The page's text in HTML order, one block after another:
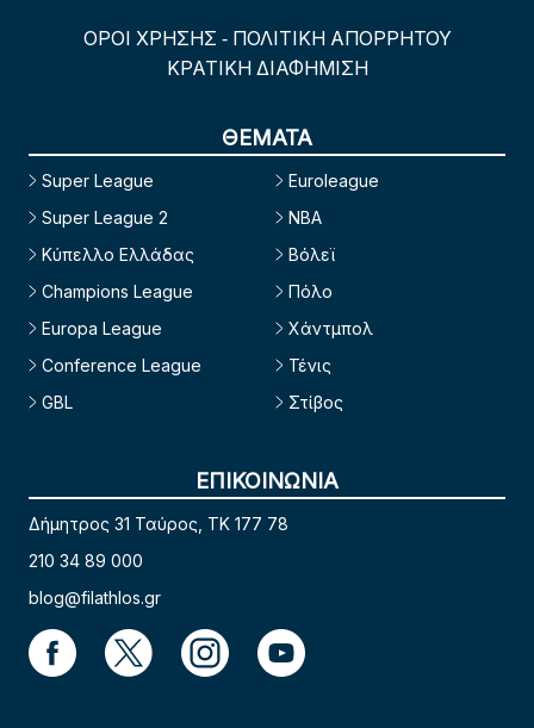
ΟΡΟΙ ΧΡΗΣΗΣ - ΠΟΛΙΤΙΚΗ ΑΠΟΡΡΗΤΟΥ
ΚΡΑΤΙΚΗ ΔΙΑΦΗΜΙΣΗ
ΘΕΜΑΤΑ
Super League
Super League 2
Κύπελλο Ελλάδας
Champions League
Europa League
Conference League
GBL
Euroleague
NBA
Βόλεϊ
Πόλο
Χάντμπολ
Τένις
Στίβος
ΕΠΙΚΟΙΝΩΝΙΑ
Δήμητρος 31 Ταύρος, TK 177 78
210 34 89 000
blog@filathlos.gr